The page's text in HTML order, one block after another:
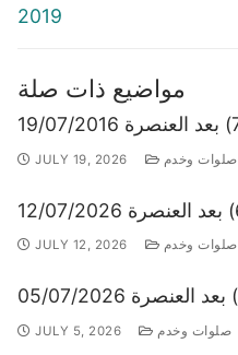
2019
مواضيع ذات صلة
JULY 19, 2026 صلوات وخدم
JULY 12, 2026 صلوات وخدم
JULY 5, 2026 صلوات وخدم